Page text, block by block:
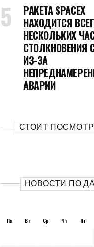
РАКЕТА SPACEX
НАХОДИТСЯ
НЕСКОЛЬКИХ
СТОЛКНОВЕНИЯ
ИЗ-ЗА
АВАРИИ
СТОИТ
НОВОСТИ ПО
Пн Вт Ср Чт Пт